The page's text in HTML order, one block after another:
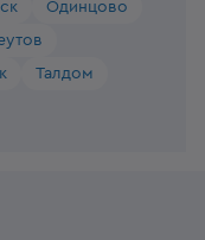
Одинцово
Талдом